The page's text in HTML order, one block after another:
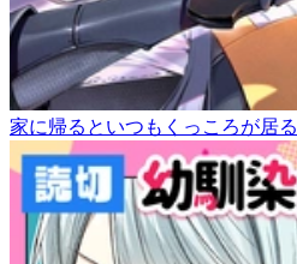
家に帰るといつもくっころが居る